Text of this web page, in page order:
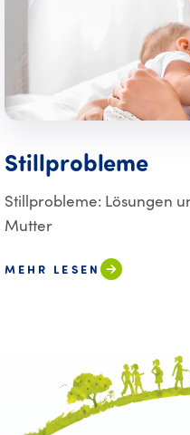
Stillprobleme
Stillprobleme: Lösungen
Mutter
MEHR LESEN